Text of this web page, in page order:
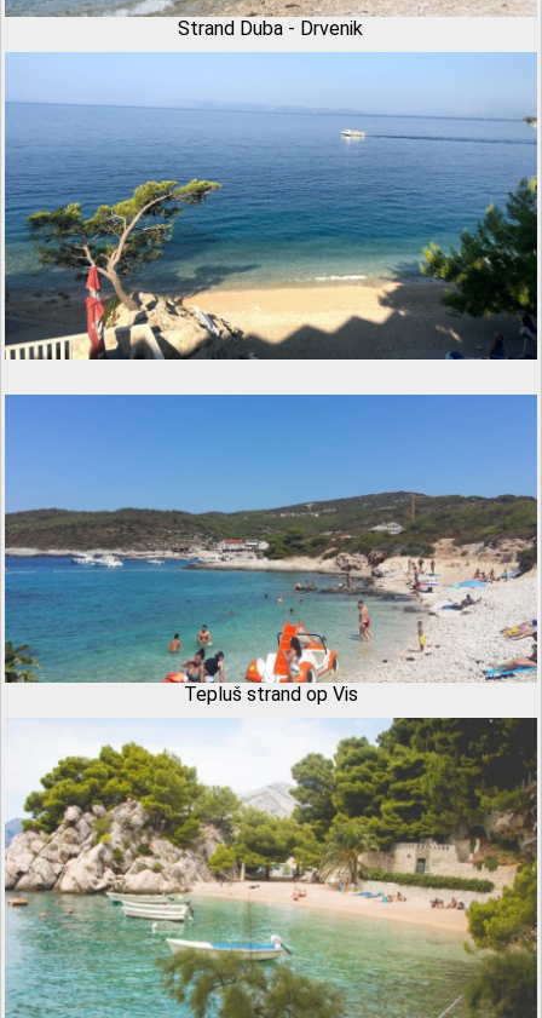
Strand Duba - Drvenik
Tepluš strand op Vis